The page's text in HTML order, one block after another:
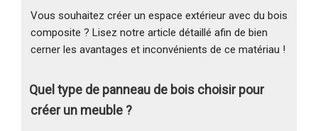
Vous souhaitez créer un espace extérieur avec du bois
composite ? Lisez notre article détaillé afin de bien
cerner les avantages et inconvénients de ce matériau !
Quel type de panneau de bois choisir pour
créer un meuble ?